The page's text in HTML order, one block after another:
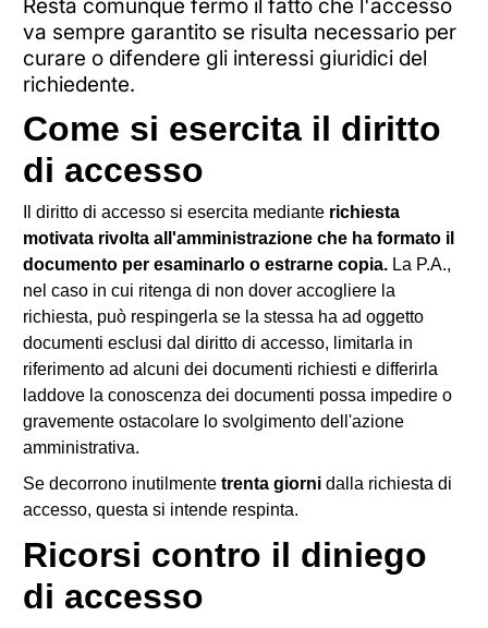
Resta comunque fermo il fatto che l'accesso
va sempre garantito se risulta necessario per
curare o difendere gli interessi giuridici del
richiedente.
Come si esercita il diritto
di accesso
Il diritto di accesso si esercita mediante richiesta
motivata rivolta all'amministrazione che ha formato il
documento per esaminarlo o estrarne copia.La P.A.,
nel caso in cui ritenga di non dover accogliere la
richiesta, può respingerla se la stessa ha ad oggetto
documenti esclusi dal diritto di accesso, limitarla in
riferimento ad alcuni dei documenti richiesti e differirla
laddove la conoscenza dei documenti possa impedire o
gravemente ostacolare lo svolgimento dell'azione
amministrativa.
Se decorrono inutilmente trenta giornidalla richiesta di
accesso, questa si intende respinta.
Ricorsi contro il diniego
di accesso